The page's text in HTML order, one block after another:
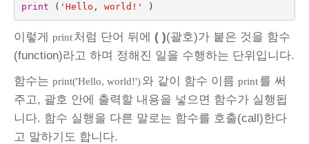
print ( 'Hello, world!' )
이렇게 print처럼 단어 뒤에 ( )(괄호)가 붙은 것을 함수
(function)라고 하며 정해진 일을 수행하는 단위입니다.
함수는 print('Hello, world!')와 같이 함수 이름 print를 써
주고, 괄호 안에 출력할 내용을 넣으면 함수가 실행됩
니다. 함수 실행을 다른 말로는 함수를 호출(call)한다
고 말하기도 합니다.